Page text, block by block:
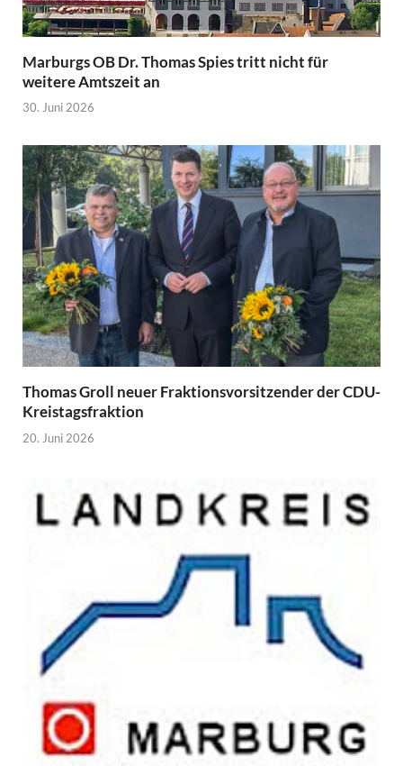
Marburgs OB Dr. Thomas Spies tritt nicht für
weitere Amtszeit an
30. Juni 2026
Thomas Groll neuer Fraktionsvorsitzender der CDU-
Kreistagsfraktion
20. Juni 2026